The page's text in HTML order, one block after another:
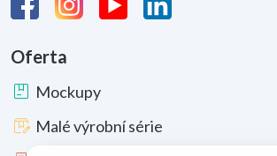
Oferta
package Mockupy
box_edit Malé výrobní série